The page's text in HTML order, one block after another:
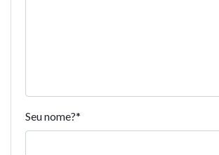
Seu nome?*